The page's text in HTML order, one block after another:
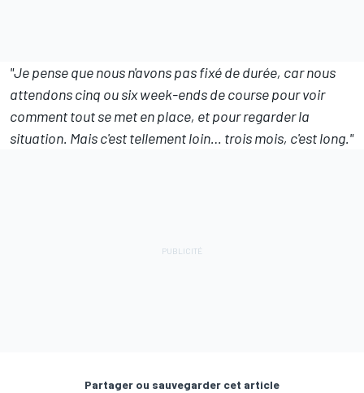
"Je pense que nous n'avons pas fixé de durée, car nous
attendons cinq ou six week-ends de course pour voir
comment tout se met en place, et pour regarder la
situation. Mais c'est tellement loin… trois mois, c'est long."
Partager ou sauvegarder cet article